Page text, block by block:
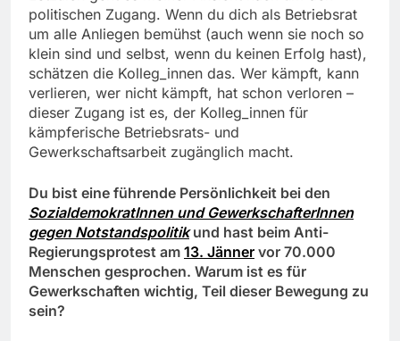
politischen Zugang. Wenn du dich als Betriebsrat
um alle Anliegen bemühst (auch wenn sie noch so
klein sind und selbst, wenn du keinen Erfolg hast),
schätzen die Kolleg_innen das. Wer kämpft, kann
verlieren, wer nicht kämpft, hat schon verloren –
dieser Zugang ist es, der Kolleg_innen für
kämpferische Betriebsrats- und
Gewerkschaftsarbeit zugänglich macht.
Du bist eine führende Persönlichkeit bei den
SozialdemokratInnen und GewerkschafterInnen
gegen Notstandspolitikund hast beim Anti-
Regierungsprotest am 13. Jänner vor 70.000
Menschen gesprochen. Warum ist es für
Gewerkschaften wichtig, Teil dieser Bewegung zu
sein?